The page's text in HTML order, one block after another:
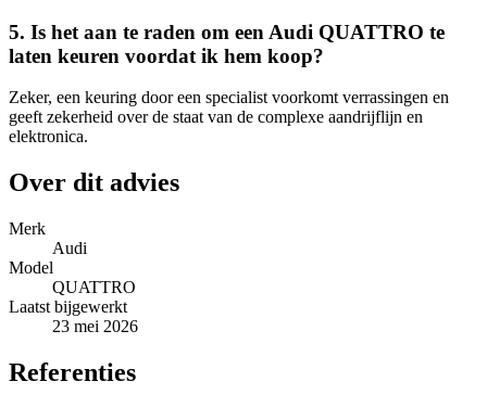
5. Is het aan te raden om een Audi QUATTRO te
laten keuren voordat ik hem koop?
Zeker, een keuring door een specialist voorkomt verrassingen en
geeft zekerheid over de staat van de complexe aandrijflijn en
elektronica.
Over dit advies
Merk
Audi
Model
QUATTRO
Laatst bijgewerkt
23 mei 2026
Referenties